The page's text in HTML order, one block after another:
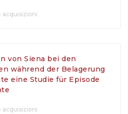
acquisizioni
von Siena bei den
während der Belagerung
eine Studie für Episode
acquisizioni